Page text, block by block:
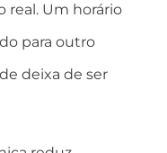
real. Um horário
para outro
deixa de ser